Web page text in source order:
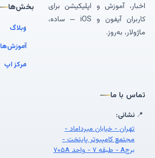
اخبار، آموزش و اپلیکیشن برای
کاربران آیفون و iOS — ساده،
ماژولار، به‌روز.
بخش‌ها
وبلاگ
آموزش‌ها
مرکز اپ
تماس با ما
📍 نشانی:
تهران - خیابان میرداماد -
مجتمع کامپیوتر پایتخت -
برجA - طبقه ۷ - واحد ۷۰۵A